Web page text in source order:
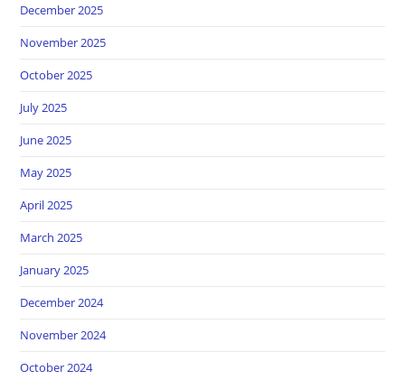
December 2025
November 2025
October 2025
July 2025
June 2025
May 2025
April 2025
March 2025
January 2025
December 2024
November 2024
October 2024